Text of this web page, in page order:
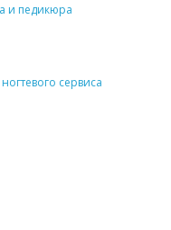
и педикюра
сервиса